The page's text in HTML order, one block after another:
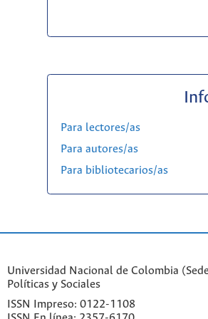
Para lectores/as
Para autores/as
Para bibliotecarios/as
Universidad Nacional de Colombia
Políticas y Sociales
ISSN Impreso: 0122-1108